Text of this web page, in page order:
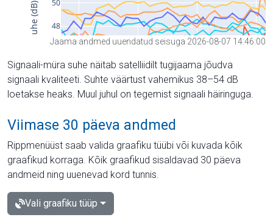
Jaama andmed uuendatud seisuga 2026-08-07 14:46:00
Signaali-müra suhe näitab satelliidilt tugijaama jõudva
signaali kvaliteeti. Suhte väärtust vahemikus 38–54 dB
loetakse heaks. Muul juhul on tegemist signaali häiringuga.
Viimase 30 päeva andmed
Rippmenüüst saab valida graafiku tüübi või kuvada kõik
graafikud korraga. Kõik graafikud sisaldavad 30 päeva
andmeid ning uuenevad kord tunnis.
Vali graafiku tüüp